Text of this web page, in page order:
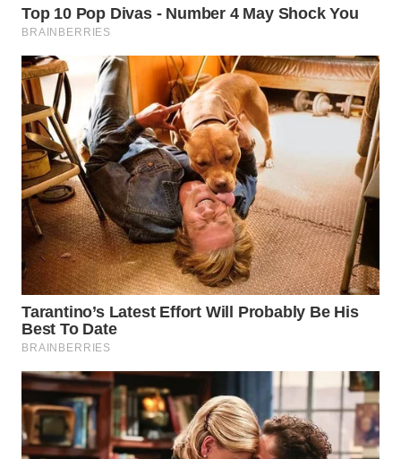
WN
WN
PRIANGAN
TIMUR
WN
SEMARANG
WN
SOLO
WN
BOROBUDUR
WN
MADURA
WN